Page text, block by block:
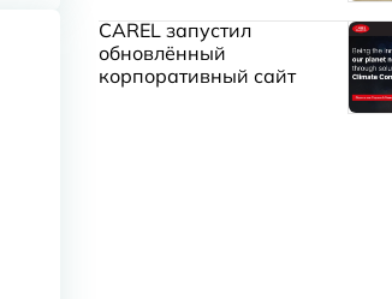
Баумана
CAREL запустил
обновлённый
корпоративный сайт